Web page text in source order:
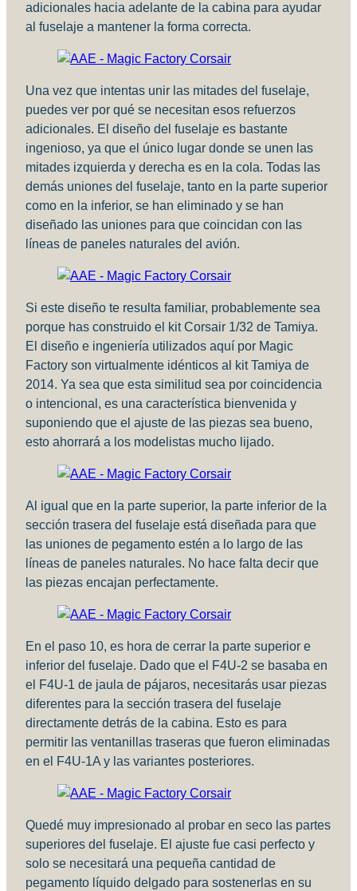
adicionales hacia adelante de la cabina para ayudar
al fuselaje a mantener la forma correcta.
Una vez que intentas unir las mitades del fuselaje,
puedes ver por qué se necesitan esos refuerzos
adicionales. El diseño del fuselaje es bastante
ingenioso, ya que el único lugar donde se unen las
mitades izquierda y derecha es en la cola. Todas las
demás uniones del fuselaje, tanto en la parte superior
como en la inferior, se han eliminado y se han
diseñado las uniones para que coincidan con las
líneas de paneles naturales del avión.
Si este diseño te resulta familiar, probablemente sea
porque has construido el kit Corsair 1/32 de Tamiya.
El diseño e ingeniería utilizados aquí por Magic
Factory son virtualmente idénticos al kit Tamiya de
2014. Ya sea que esta similitud sea por coincidencia
o intencional, es una característica bienvenida y
suponiendo que el ajuste de las piezas sea bueno,
esto ahorrará a los modelistas mucho lijado.
Al igual que en la parte superior, la parte inferior de la
sección trasera del fuselaje está diseñada para que
las uniones de pegamento estén a lo largo de las
líneas de paneles naturales. No hace falta decir que
las piezas encajan perfectamente.
En el paso 10, es hora de cerrar la parte superior e
inferior del fuselaje. Dado que el F4U-2 se basaba en
el F4U-1 de jaula de pájaros, necesitarás usar piezas
diferentes para la sección trasera del fuselaje
directamente detrás de la cabina. Esto es para
permitir las ventanillas traseras que fueron eliminadas
en el F4U-1A y las variantes posteriores.
Quedé muy impresionado al probar en seco las partes
superiores del fuselaje. El ajuste fue casi perfecto y
solo se necesitará una pequeña cantidad de
pegamento líquido delgado para sostenerlas en su